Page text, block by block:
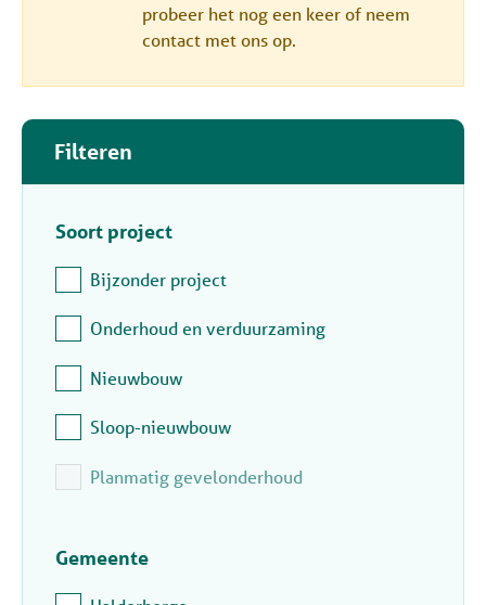
probeer het nog een keer of neem
contact met ons op.
Oh ooh!
Er is helaas een fout opgetreden, probeer het
Er is helaas een fout opgetreden, probeer het
Filteren
Soort project
Bijzonder project
Onderhoud en verduurzaming
Nieuwbouw
Sloop-nieuwbouw
Planmatig gevelonderhoud
Gemeente